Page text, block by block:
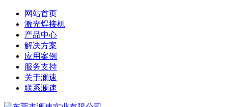
网站首页
激光焊接机
产品中心
解决方案
应用案例
服务支持
关于澜速
联系澜速